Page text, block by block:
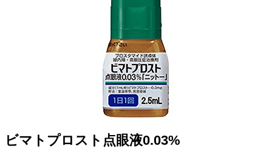
ビマトプロスト点眼液0.03%